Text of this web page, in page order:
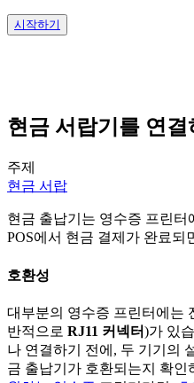
시작하기
현금 서랍기를 연결
주제
현금 서랍
현금 출납기는 영수증 프린터
POS에서 현금 결제가 완료되
호환성
대부분의 영수증 프린터에는
반적으로 RJ11 커넥터)가 있
나 연결하기 전에, 두 기기의
금 출납기가 호환되는지 확인